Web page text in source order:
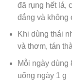
đã rụng hết lá,
đắng và không
Khi dùng thái
và thơm, tán
Mỗi ngày dùng
uống ngày 1 g